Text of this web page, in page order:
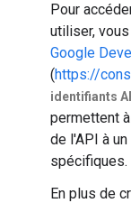
Pour
utiliser,
Google
(https://
identifiants
permettent
de l'API à un
spécifiques.
En plus de